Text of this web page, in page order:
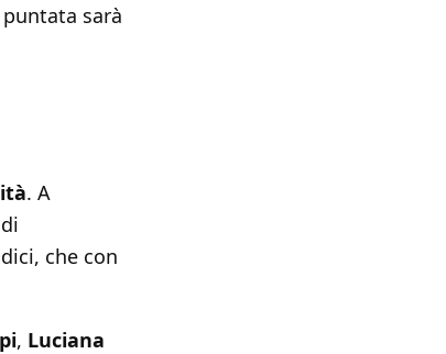
sarà
. A
che con
, Luciana